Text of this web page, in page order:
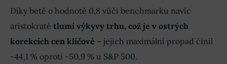
Díky betě o hodnotě 0,8 vůči benchmarku navíc
aristokraté tlumí výkyvy trhu, což je v ostrých
korekcích cen klíčové – jejich maximální propad činil
-44,1 % oproti -50,9 % u S&P 500.